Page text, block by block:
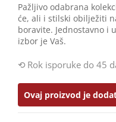
Pažljivo odabrana
će, ali i stilski obilježiti
boravite. Jednostavno i
izbor je Vaš.
Rok isporuke do 45
Ovaj proizvod je